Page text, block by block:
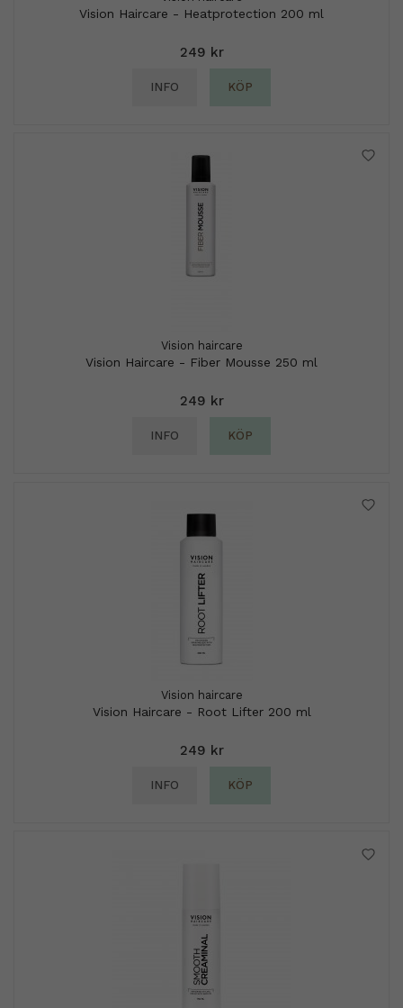
Vision Haircare - Heatprotection 200 ml
249 kr
INFO KÖP
Vision haircare
Vision Haircare - Fiber Mousse 250 ml
249 kr
INFO KÖP
Vision haircare
Vision Haircare - Root Lifter 200 ml
249 kr
INFO KÖP